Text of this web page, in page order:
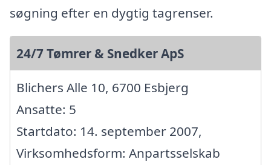
søgning efter en dygtig tagrenser.
24/7 Tømrer & Snedker ApS
Blichers Alle 10, 6700 Esbjerg
Ansatte: 5
Startdato: 14. september 2007,
Virksomhedsform: Anpartsselskab